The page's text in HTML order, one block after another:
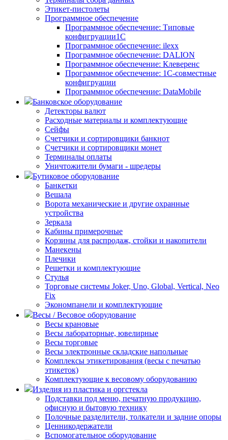
Этикет-пистолеты
Программное обеспечение
Программное обеспечение: Типовые
конфигруации1С
Программное обеспечение: ilexx
Программное обеспечение: DALION
Программное обеспечение: Клеверенс
Программное обеспечение: 1С-совместные
конфигруации
Программное обеспечение: DataMobile
Банковское оборудование
Детекторы валют
Расходные материалы и комплектующие
Сейфы
Счетчики и сортировщики банкнот
Счетчики и сортировщики монет
Терминалы оплаты
Уничтожители бумаги - шредеры
Бутиковое оборудование
Банкетки
Вешала
Ворота механические и другие охранные
устройства
Зеркала
Кабины примерочные
Корзины для распродаж, стойки и накопители
Манекены
Плечики
Решетки и комплектующие
Стулья
Торговые системы Joker, Uno, Global, Vertical, Neo
Fix
Экономпанели и комплектующие
Весы / Весовое оборудование
Весы крановые
Весы лабораторные, ювелирные
Весы торговые
Весы электронные складские напольные
Комплексы этикетирования (весы с печатью
этикеток)
Комплектующие к весовому оборудованию
Изделия из пластика и оргстекла
Подставки под меню, печатную продукцию,
офисную и бытовую технику
Полочные разделители, толкатели и задние опоры
Ценникодержатели
Вспомогательное оборудование